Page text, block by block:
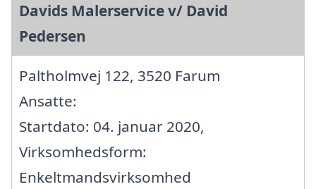
Davids Malerservice v/ David
Pedersen
Paltholmvej 122, 3520 Farum
Ansatte:
Startdato: 04. januar 2020,
Virksomhedsform:
Enkeltmandsvirksomhed